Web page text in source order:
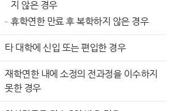
지 않은 경우
휴학연한 만료 후 복학하지 않은 경우
타 대학에 신입 또는 편입한 경우
재학연한 내에 소정의 전과정을 이수하지
못한 경우